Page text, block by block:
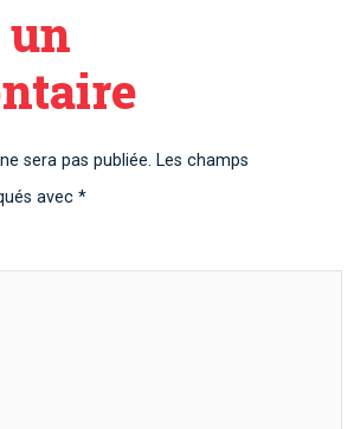
un
sera pas publiée. Les champs
avec *